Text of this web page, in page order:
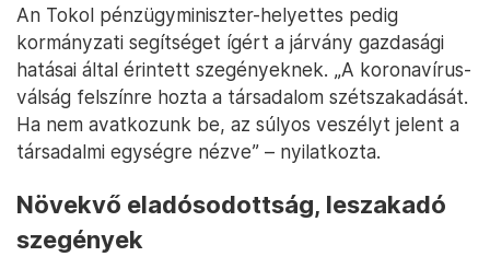
An Tokol pénzügyminiszter-helyettes pedig
kormányzati segítséget ígért a járvány gazdasági
hatásai által érintett szegényeknek. „A koronavírus-
válság felszínre hozta a társadalom szétszakadását.
Ha nem avatkozunk be, az súlyos veszélyt jelent a
társadalmi egységre nézve” – nyilatkozta.
Növekvő eladósodottság, leszakadó
szegények